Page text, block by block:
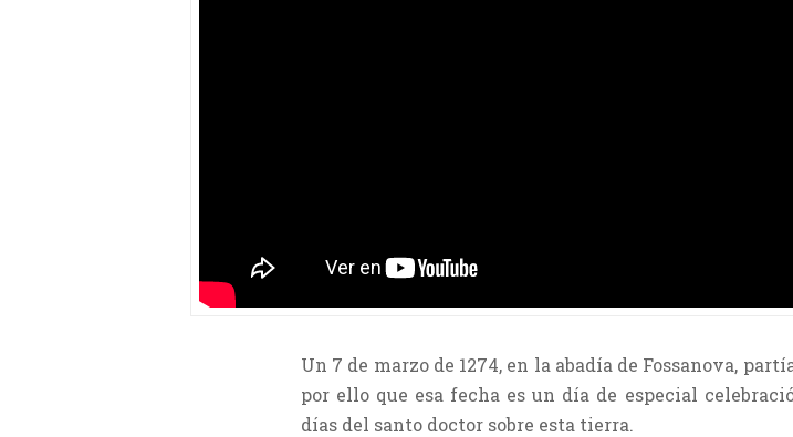
Un 7 de marzo de 1274, en la abadía de Fossanova,
por ello que esa fecha es un día de especial
días del santo doctor sobre esta tierra.